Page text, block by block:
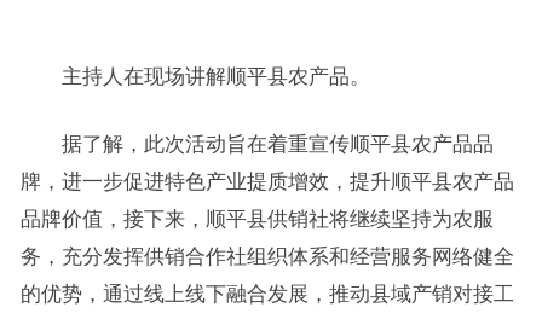
主持人在现场讲解顺平县农产品。
据了解，此次活动旨在着重宣传顺平县农产品品
牌，进一步促进特色产业提质增效，提升顺平县农产品
品牌价值，接下来，顺平县供销社将继续坚持为农服
务，充分发挥供销合作社组织体系和经营服务网络健全
的优势，通过线上线下融合发展，推动县域产销对接工